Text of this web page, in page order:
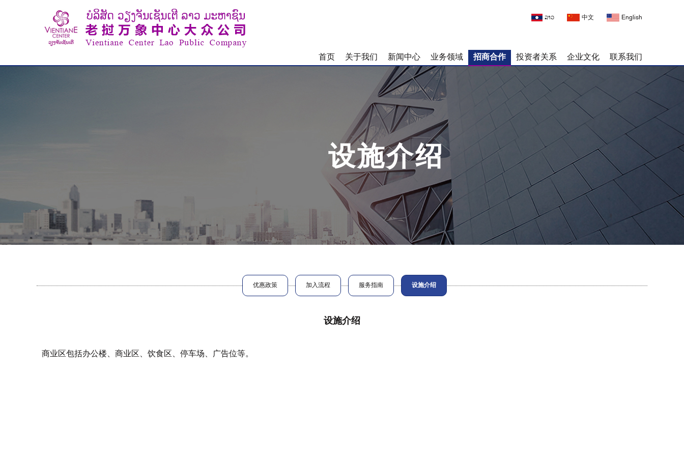
ລາວ 中文 English
首页 关于我们 新闻中心 业务领域 招商合作 投资者关系 企业文化 联系我们
设施介绍
招商合作
优惠政策 加入流程 服务指南 设施介绍
设施介绍
商业区包括办公楼、商业区、饮食区、停车场、广告位等。